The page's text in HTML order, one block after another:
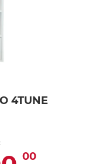
4TUNE
00